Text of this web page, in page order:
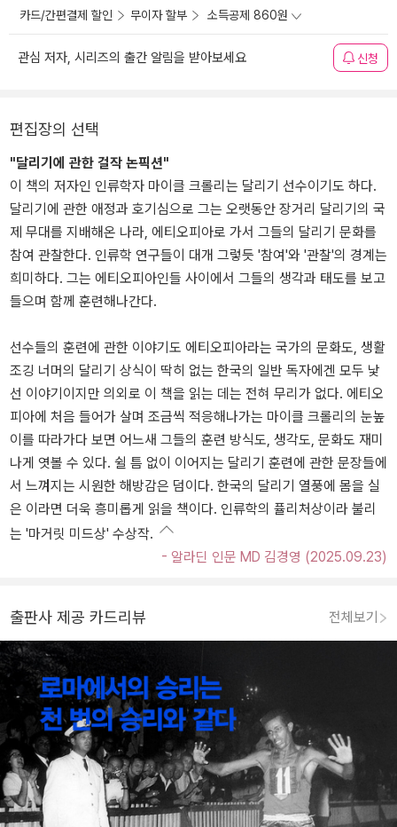
카드/간편결제 할인 무이자 할부 소득공제 860원
관심 저자, 시리즈의 출간 알림을 받아보세요 신청
편집장의 선택
"달리기에 관한 걸작 논픽션"
이 책의 저자인 인류학자 마이클 크롤리는 달리기 선수이기도 하다.
달리기에 관한 애정과 호기심으로 그는 오랫동안 장거리 달리기의 국
제 무대를 지배해온 나라, 에티오피아로 가서 그들의 달리기 문화를
참여 관찰한다. 인류학 연구들이 대개 그렇듯 '참여'와 '관찰'의 경계는
희미하다. 그는 에티오피아인들 사이에서 그들의 생각과 태도를 보고
들으며 함께 훈련해나간다.
선수들의 훈련에 관한 이야기도 에티오피아라는 국가의 문화도, 생활
조깅 너머의 달리기 상식이 딱히 없는 한국의 일반 독자에겐 모두 낯
선 이야기이지만 의외로 이 책을 읽는 데는 전혀 무리가 없다. 에티오
피아에 처음 들어가 살며 조금씩 적응해나가는 마이클 크롤리의 눈높
이를 따라가다 보면 어느새 그들의 훈련 방식도, 생각도, 문화도 재미
나게 엿볼 수 있다. 쉴 틈 없이 이어지는 달리기 훈련에 관한 문장들에
서 느껴지는 시원한 해방감은 덤이다. 한국의 달리기 열풍에 몸을 실
은 이라면 더욱 흥미롭게 읽을 책이다. 인류학의 퓰리처상이라 불리
는 '마거릿 미드상' 수상작.
- 알라딘 인문 MD 김경영 (2025.09.23)
출판사 제공 카드리뷰 전체보기